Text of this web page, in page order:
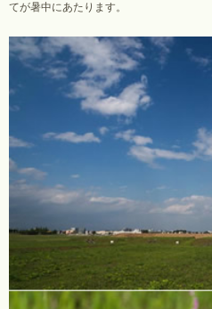
てが暑中にあたります。